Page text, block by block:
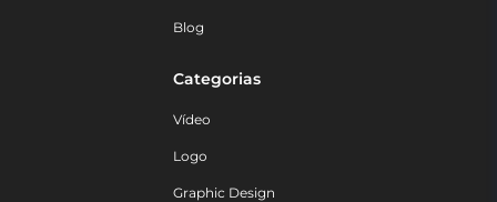
Blog
Categorias
Vídeo
Logo
Graphic Design